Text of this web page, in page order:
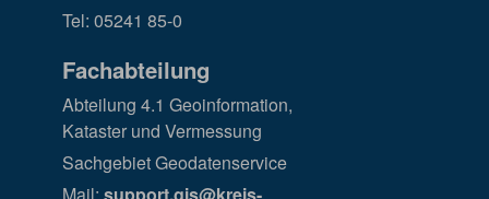
Tel: 05241 85-0
Fachabteilung
Abteilung 4.1 Geoinformation,
Kataster und Vermessung
Sachgebiet Geodatenservice